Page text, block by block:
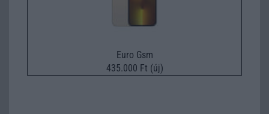
Euro Gsm
435.000 Ft (új)